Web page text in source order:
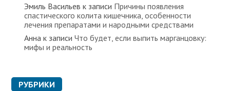
Эмиль Васильев к записи Причины появления
спастического колита кишечника, особенности
лечения препаратами и народными средствами
Анна к записиЧто будет, если выпить марганцовку:
мифы и реальность
РУБРИКИ